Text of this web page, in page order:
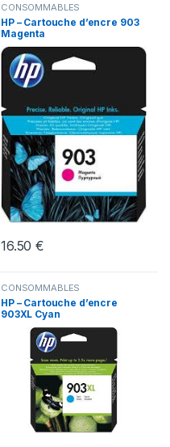
CONSOMMABLES
HP – Cartouche d’encre 903
Magenta
16.50€
CONSOMMABLES
HP – Cartouche d’encre
903XL Cyan